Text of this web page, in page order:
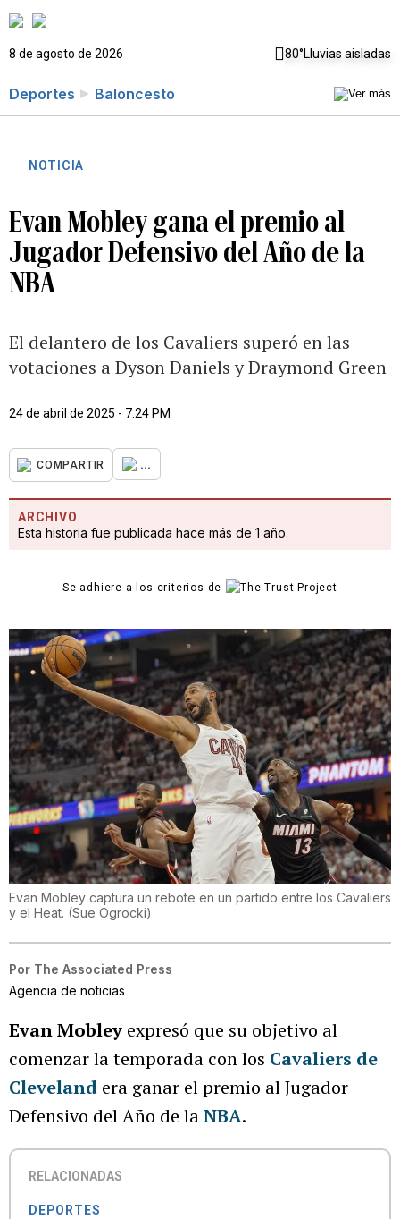
8 de agosto de 2026 80°Lluvias aisladas
Deportes Baloncesto
NOTICIA
Evan Mobley gana el premio al
Jugador Defensivo del Año de la
NBA
El delantero de los Cavaliers superó en las
votaciones a Dyson Daniels y Draymond Green
24 de abril de 2025 - 7:24 PM
COMPARTIR ...
ARCHIVO
Esta historia fue publicada hace más de 1 año.
Se adhiere a los criterios de
Evan Mobley captura un rebote en un partido entre los Cavaliers
y el Heat. (Sue Ogrocki)
Por The Associated Press
Agencia de noticias
Evan Mobley expresó que su objetivo al
comenzar la temporada con los Cavaliers de
Cleveland era ganar el premio al Jugador
Defensivo del Año de laNBA.
RELACIONADAS
DEPORTES